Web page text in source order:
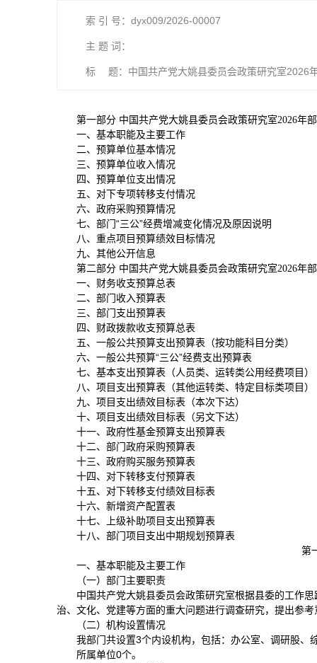
索 引 号：dyx009/2026-00007
主 题 词：
标 题：中国共产党大姚县委员会政策研究室2026
第一部分 中国共产党大姚县委员会政策研究室2026年
一、基本职能及主要工作
二、预算单位基本情况
三、预算单位收入情况
四、预算单位支出情况
五、对下专项转移支付情况
六、政府采购预算情况
七、部门“三公”经费增减变化情况及原因说明
八、重点项目预算绩效目标情况
九、其他公开信息
第二部分 中国共产党大姚县委员会政策研究室2026年
一、财务收支预算总表
二、部门收入预算表
三、部门支出预算表
四、财政拨款收支预算总表
五、一般公共预算支出预算表（按功能科目分类）
六、一般公共预算“三公”经费支出预算表
七、基本支出预算表（人员类、运转类公用经费项目）
八、项目支出预算表（其他运转类、特定目标类项目）
九、项目支出绩效目标表（本次下达）
十、项目支出绩效目标表（另文下达）
十一、政府性基金预算支出预算表
十二、部门政府采购预算表
十三、政府购买服务预算表
十四、对下转移支付预算表
十五、对下转移支付绩效目标表
十六、新增资产配置表
十七、上级补助项目支出预算表
十八、部门项目支出中期规划预算表
第
一、基本职能及主要工作
（一）部门主要职责
中国共产党大姚县委员会政策研究室根据县委的工作
治、文化、党建等方面的重大问题进行调查研究，提出参
（二）机构设置情况
我部门共设置3个内设机构，包括：办公室、调研股、
所属单位0个。